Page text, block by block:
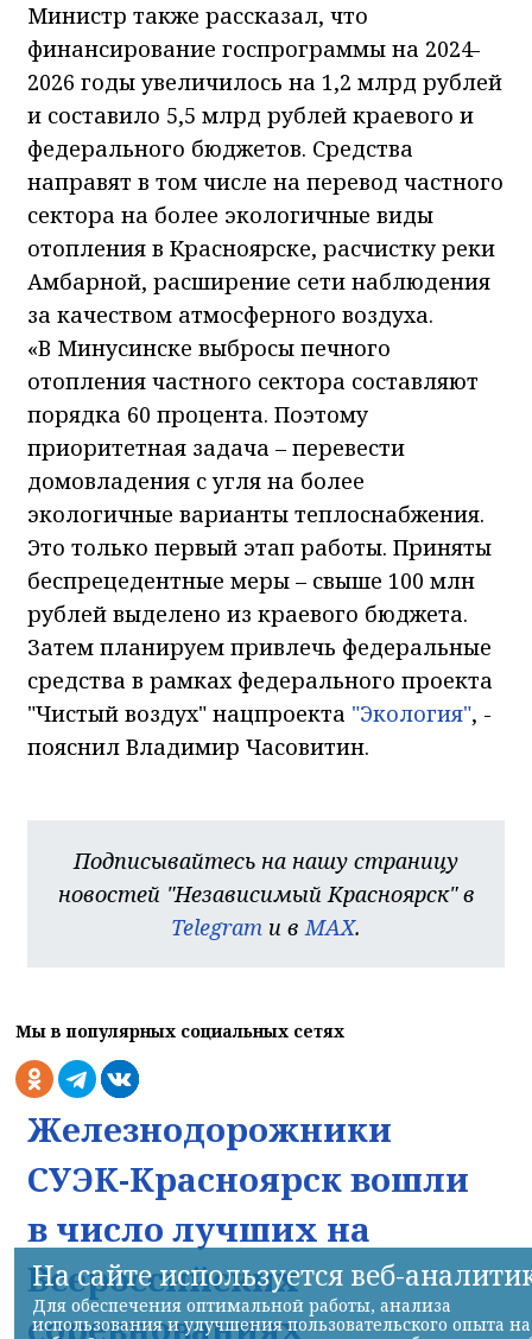
Министр также рассказал, что
финансирование госпрограммы на 2024-
2026 годы увеличилось на 1,2 млрд рублей
и составило 5,5 млрд рублей краевого и
федерального бюджетов. Средства
направят в том числе на перевод частного
сектора на более экологичные виды
отопления в Красноярске, расчистку реки
Амбарной, расширение сети наблюдения
за качеством атмосферного воздуха.
«В Минусинске выбросы печного
отопления частного сектора составляют
порядка 60 процента. Поэтому
приоритетная задача – перевести
домовладения с угля на более
экологичные варианты теплоснабжения.
Это только первый этап работы. Приняты
беспрецедентные меры – свыше 100 млн
рублей выделено из краевого бюджета.
Затем планируем привлечь федеральные
средства в рамках федерального проекта
"Чистый воздух" нацпроекта "Экология", -
пояснил Владимир Часовитин.
Подписывайтесь на нашу страницу
новостей "Независимый Красноярск" в
Telegram и вMAX.
Мы в популярных социальных сетях
Железнодорожники
СУЭК-Красноярск вошли
в число лучших на
Всероссийских
соревнованиях
На сайте используется веб-
Для обеспечения оптимальной работы, анализа
использования и улучшения пользовательского опыта на